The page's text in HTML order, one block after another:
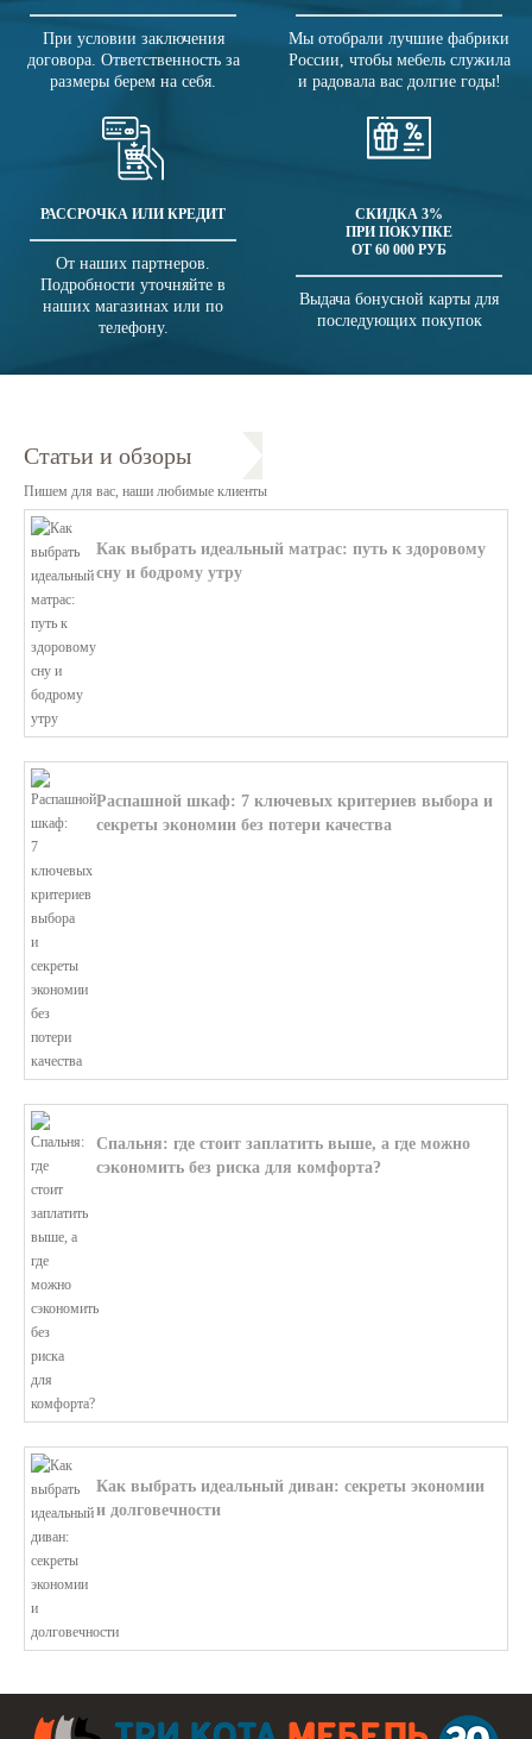
При условии заключения
договора. Ответственность за
размеры берем на себя.
Мы отобрали лучшие фабрики
России, чтобы мебель служила
и радовала вас долгие годы!
РАССРОЧКА ИЛИ КРЕДИТ
От наших партнеров.
Подробности уточняйте в
наших магазинах или по
телефону.
СКИДКА 3%
ПРИ ПОКУПКЕ
ОТ 60 000 РУБ
Выдача бонусной карты для
последующих покупок
Статьи и обзоры
Пишем для вас, наши любимые клиенты
Как выбрать идеальный матрас: путь к здоровому
сну и бодрому утру
Распашной шкаф: 7 ключевых критериев выбора и
секреты экономии без потери качества
Спальня: где стоит заплатить выше, а где можно
сэкономить без риска для комфорта?
Как выбрать идеальный диван: секреты экономии
и долговечности